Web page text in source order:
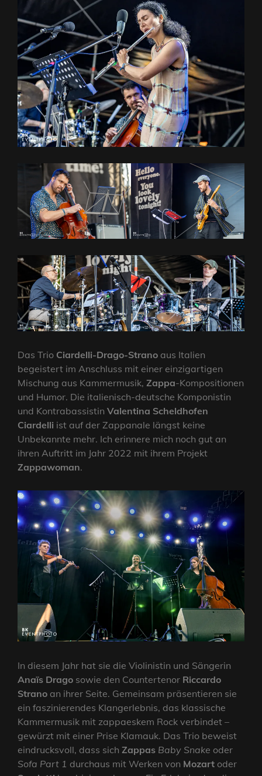
Das Trio Ciardelli-Drago-Strano aus Italien
begeistert im Anschluss mit einer einzigartigen
Mischung aus Kammermusik, Zappa-Kompositionen
und Humor. Die italienisch-deutsche Komponistin
und Kontrabassistin Valentina Scheldhofen
Ciardelli ist auf der Zappanale längst keine
Unbekannte mehr. Ich erinnere mich noch gut an
ihren Auftritt im Jahr 2022 mit ihrem Projekt
Zappawoman.
In diesem Jahr hat sie die Violinistin und Sängerin
Anaïs Drago sowie den Countertenor Riccardo
Strano an ihrer Seite. Gemeinsam präsentieren sie
ein faszinierendes Klangerlebnis, das klassische
Kammermusik mit zappaeskem Rock verbindet –
gewürzt mit einer Prise Klamauk. Das Trio beweist
eindrucksvoll, dass sich Zappas Baby Snake oder
Sofa Part 1 durchaus mit Werken von Mozart oder